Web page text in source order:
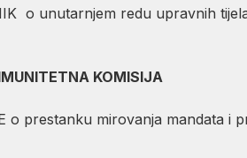
o unutarnjem redu
KOMISIJA
o prestanku mirovanja